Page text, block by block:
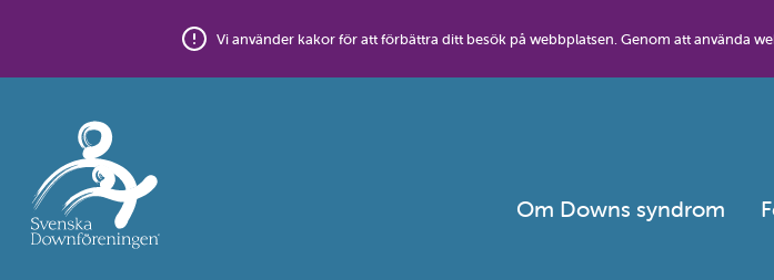
Vi använder kakor för att förbättra ditt besök på webbplatsen. Genom att använda
Om Downs syndrom